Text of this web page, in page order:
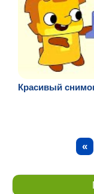
Красивый
«